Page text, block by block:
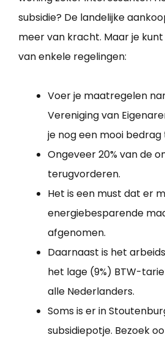
subsidie? De landelijke
meer van kracht. Maar je
van enkele regelingen:
Voer je maatregelen
Vereniging van
je nog een mooi bedrag
Ongeveer 20% van de
terugvorderen.
Het is een must dat er
energiebesparende
afgenomen.
Daarnaast is het
het lage (9%) BTW-
alle Nederlanders.
Soms is er in
subsidiepotje. Bezoek